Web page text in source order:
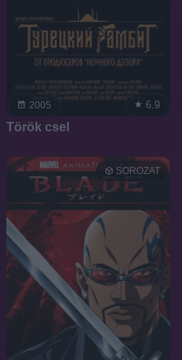
2005 6.9
Török csel
SOROZAT